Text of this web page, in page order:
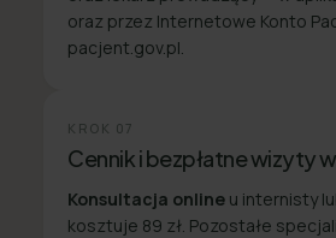
oraz przez Internetowe Konto
pacjent.gov.pl.
KROK 07
Cennik i bezpłatne wizyty
Konsultacja online u internisty
kosztuje 89 zł. Pozostałe